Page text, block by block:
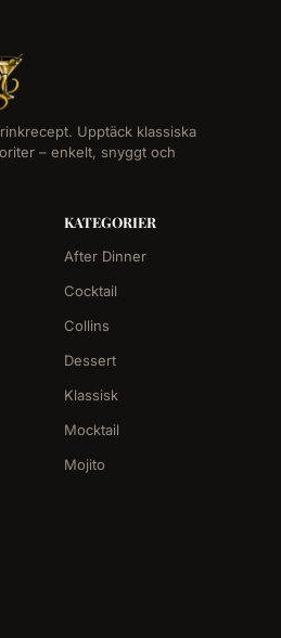
Upptäck klassiska
– enkelt, snyggt och
KATEGORIER
After Dinner
Cocktail
Collins
Dessert
Klassisk
Mocktail
Mojito